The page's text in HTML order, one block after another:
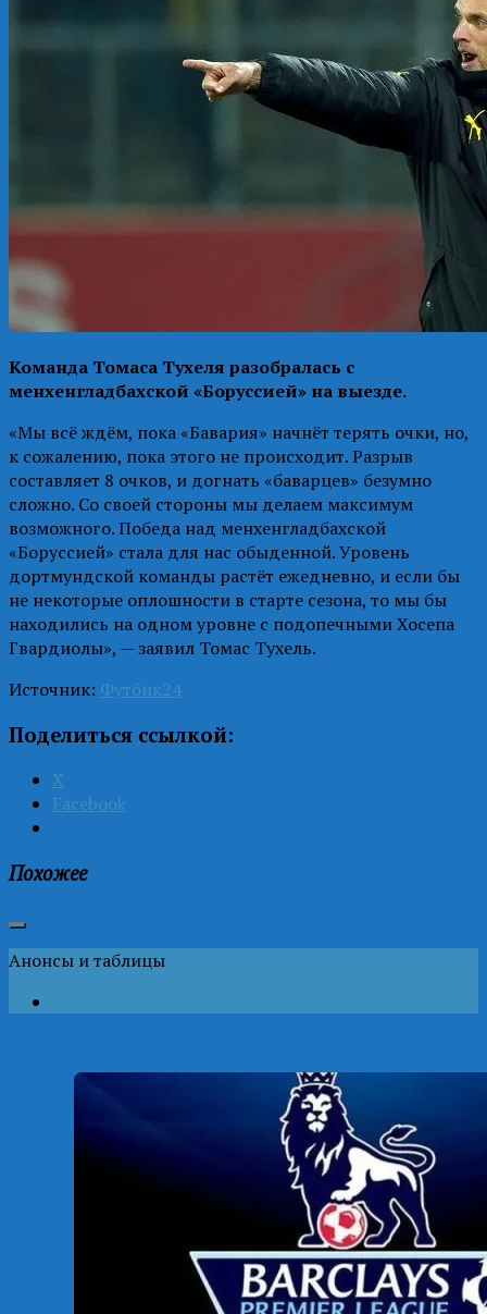
Команда Томаса Тухеля разобралась с
менхенгладбахской «Боруссией» на выезде.
«Мы всё ждём, пока «Бавария» начнёт терять очки, но,
к сожалению, пока этого не происходит. Разрыв
составляет 8 очков, и догнать «баварцев» безумно
сложно. Со своей стороны мы делаем максимум
возможного. Победа над менхенгладбахской
«Боруссией» стала для нас обыденной. Уровень
дортмундской команды растёт ежедневно, и если бы
не некоторые оплошности в старте сезона, то мы бы
находились на одном уровне с подопечными Хосепа
Гвардиолы», — заявил Томас Тухель.
Источник: Футбик24
Поделиться ссылкой:
X
Facebook
Похожее
Анонсы и таблицы